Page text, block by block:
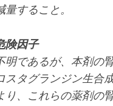
量すること。
険因子
明であるが、本剤の
スタグランジン生合
り、これらの薬剤の